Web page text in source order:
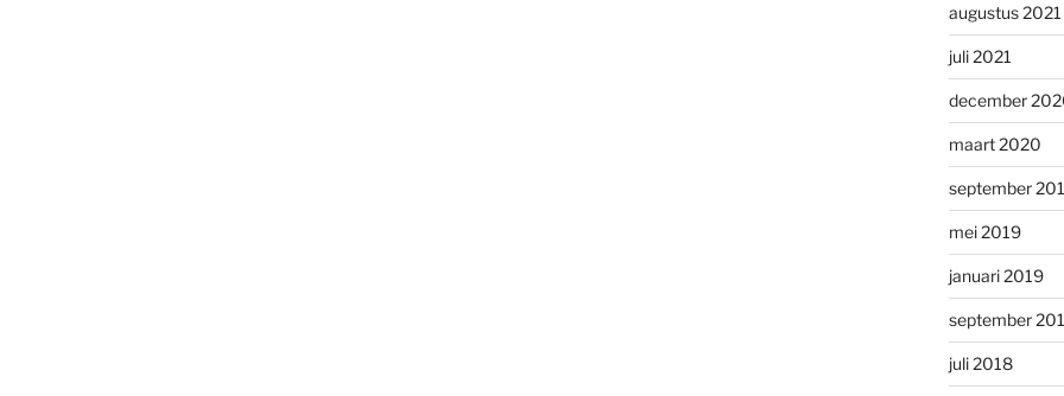
augustus 2021
juli 2021
december
maart 2020
september
mei 2019
januari 2019
september
juli 2018